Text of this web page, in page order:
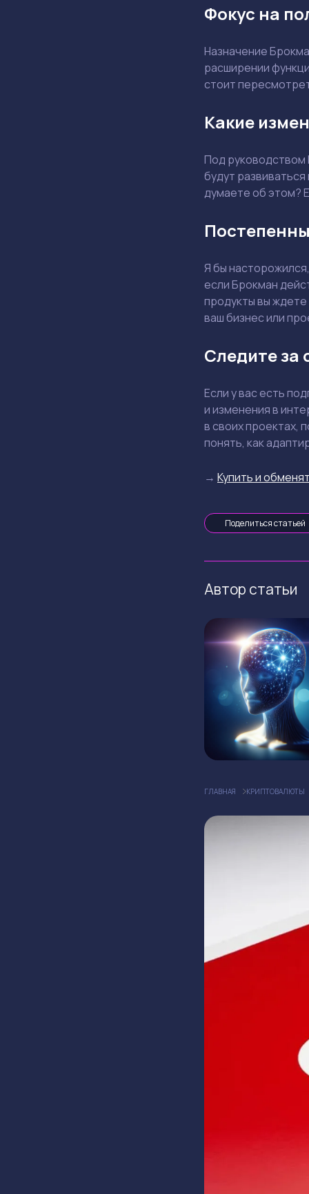
Фокус на
Назначение
расширении
стоит
Какие
Под руководством
будут
думаете об этом?
Я бы
если Брокман
продукты вы ждете
ваш бизнес или
Следите за
Если у вас есть
и изменения в
в своих проектах,
понять, как
→ Купить и
Поделиться статьей
Автор статьи
ГЛАВНАЯ КРИПТОВАЛЮТЫ